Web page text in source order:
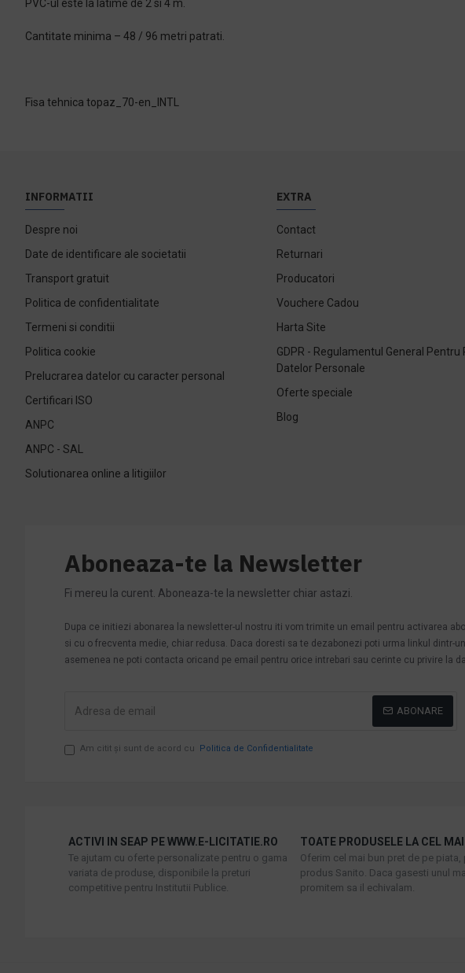
PVC-ul este la latime de 2 si 4 m.
Cantitate minima – 48 / 96 metri patrati.
Fisa tehnica topaz_70-en_INTL
INFORMATII
Despre noi
Date de identificare ale societatii
Transport gratuit
Politica de confidentialitate
Termeni si conditii
Politica cookie
Prelucrarea datelor cu caracter personal
Certificari ISO
ANPC
ANPC - SAL
Solutionarea online a litigiilor
EXTRA
Contact
Returnari
Producatori
Vouchere Cadou
Harta Site
GDPR - Regulamentul General Pentru
Datelor Personale
Oferte speciale
Blog
Aboneaza-te la Newsletter
Fi mereu la curent. Aboneaza-te la newsletter chiar astazi.
Dupa ce initiezi abonarea la newsletter-ul nostru iti vom trimite un email pentru activarea
si cu o frecventa medie, chiar redusa. Daca doresti sa te dezabonezi poti urma linkul
asemenea ne poti contacta oricand pe email pentru orice intrebari sau cerinte cu privire la
ABONARE
Am citit şi sunt de acord cu Politica de Confidentialitate
ACTIVI IN SEAP PE WWW.E-LICITATIE.RO
Te ajutam cu oferte personalizate pentru o gama
variata de produse, disponibile la preturi
competitive pentru Institutii Publice.
TOATE PRODUSELE LA CEL
Oferim cel mai bun pret de pe piata,
produs Sanito. Daca gasesti unul
promitem sa il echivalam.